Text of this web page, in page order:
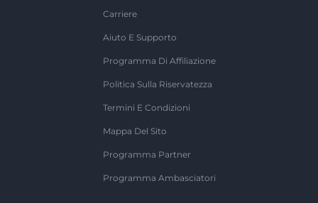
Carriere
Aiuto E Supporto
Programma Di Affiliazione
Politica Sulla Riservatezza
Termini E Condizioni
Mappa Del Sito
Programma Partner
Programma Ambasciatori